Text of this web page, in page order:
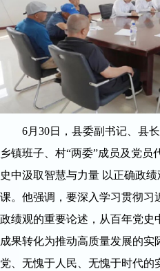
6月30日，县委副书记、县长
乡镇班子、村“两委”成员及党
史中汲取智慧与力量 以正确政
课。他强调，要深入学习贯彻习
政绩观的重要论述，从百年党史
成果转化为推动高质量发展的
党、无愧于人民、无愧于时代的